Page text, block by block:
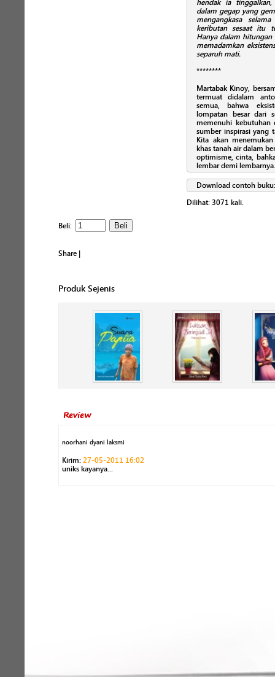
hendak ia
dalam gegap yang
mengangkasa
keributan sesaat itu
Hanya dalam hitungan
memadamkan
separuh mati.
********
Martabak Kinoy,
termuat didalam
semua, bahwa
lompatan besar dari
memenuhi kebutuhan
sumber inspirasi yang
Kita akan
khas tanah air dalam
optimisme, cinta,
lembar demi lembarnya.
Download contoh
Dilihat: 3071 kali.
Beli:
Share |
Produk Sejenis
Review
noorhani dyani laksmi
Kirim: 27-05-2011 16:02
uniks kayanya...